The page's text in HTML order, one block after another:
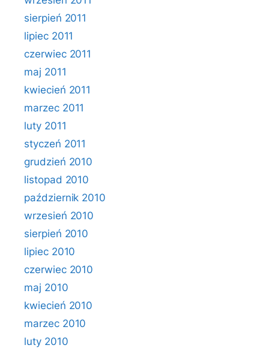
sierpień 2011
lipiec 2011
czerwiec 2011
maj 2011
kwiecień 2011
marzec 2011
luty 2011
styczeń 2011
grudzień 2010
listopad 2010
październik 2010
wrzesień 2010
sierpień 2010
lipiec 2010
czerwiec 2010
maj 2010
kwiecień 2010
marzec 2010
luty 2010